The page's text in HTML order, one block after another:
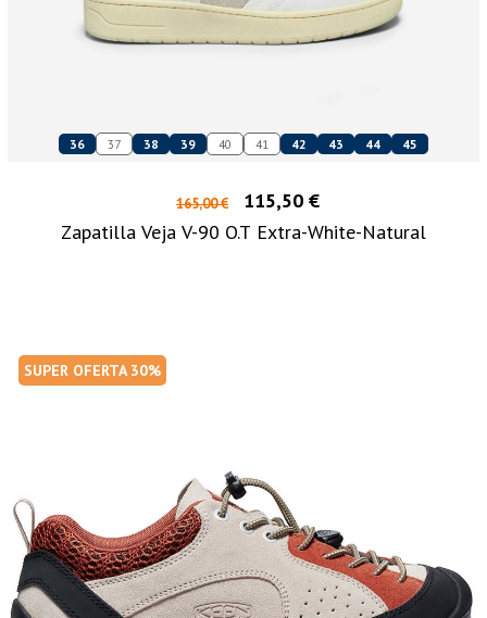
36 37 38 39 40 41 42 43 44 45
165,00 €
115,50 €
Zapatilla Veja V-90 O.T Extra-White-Natural
SUPER OFERTA 30%